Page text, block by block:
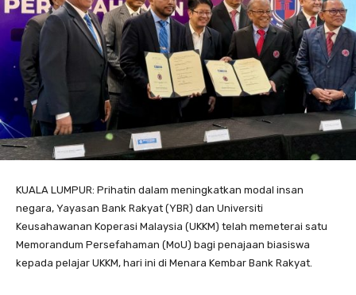
KUALA LUMPUR: Prihatin dalam meningkatkan modal insan
negara, Yayasan Bank Rakyat (YBR) dan Universiti
Keusahawanan Koperasi Malaysia (UKKM) telah memeterai satu
Memorandum Persefahaman (MoU) bagi penajaan biasiswa
kepada pelajar UKKM, hari ini di Menara Kembar Bank Rakyat.